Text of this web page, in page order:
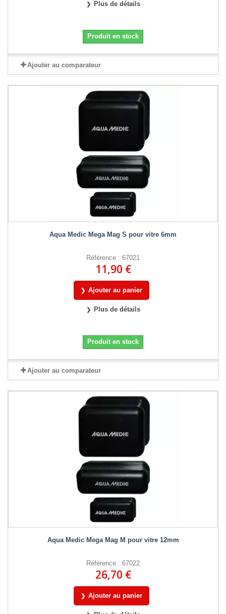
Plus de détails
Produit en stock
Ajouter au comparateur
Aqua Medic Mega Mag S pour vitre 6mm
Référence : 67021
11,90 €
Ajouter au panier
Plus de détails
Produit en stock
Ajouter au comparateur
Aqua Medic Mega Mag M pour vitre 12mm
Référence : 67022
26,70 €
Ajouter au panier